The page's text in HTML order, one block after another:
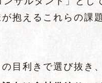
抱えるこれらの課
目利きで選び抜き